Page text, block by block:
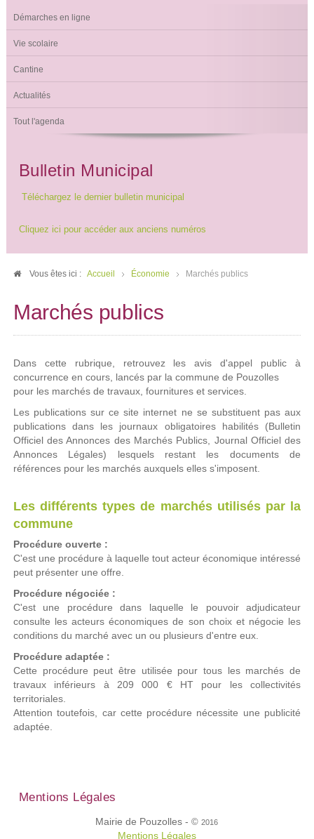
Démarches en ligne
Vie scolaire
Cantine
Actualités
Tout l'agenda
Bulletin Municipal
Téléchargez le dernier bulletin municipal
Cliquez ici pour accéder aux anciens numéros
Vous êtes ici : Accueil Économie Marchés publics
Marchés publics
Dans cette rubrique, retrouvez les avis d'appel public à
concurrence en cours, lancés par la commune de Pouzolles
pour les marchés de travaux, fournitures et services.
Les publications sur ce site internet ne se substituent pas aux
publications dans les journaux obligatoires habilités (Bulletin
Officiel des Annonces des Marchés Publics, Journal Officiel des
Annonces Légales) lesquels restant les documents de
références pour les marchés auxquels elles s'imposent.
Les différents types de marchés utilisés par la
commune
Procédure ouverte :
C'est une procédure à laquelle tout acteur économique intéressé
peut présenter une offre.
Procédure négociée :
C'est une procédure dans laquelle le pouvoir adjudicateur
consulte les acteurs économiques de son choix et négocie les
conditions du marché avec un ou plusieurs d'entre eux.
Procédure adaptée :
Cette procédure peut être utilisée pour tous les marchés de
travaux inférieurs à 209 000 € HT pour les collectivités
territoriales.
Attention toutefois, car cette procédure nécessite une publicité
adaptée.
Mentions Légales
Mairie de Pouzolles -©2016
Mentions Légales